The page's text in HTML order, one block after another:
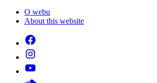
O webu
About this website